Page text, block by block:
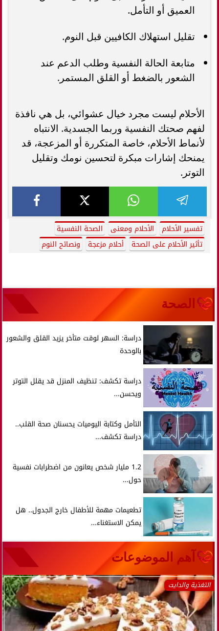
العميق أو التأمل.
تقليل استهلاك الكافيين قبل النوم.
متابعة الحالة النفسية وطلب الدعم عند
الشعور بالضغط أو القلق المستمر.
الأحلام ليست مجرد خيال عشوائي، بل هي نافذة
لفهم صحتك النفسية وربما الجسدية. الانتباه
لأنماط الأحلام، خاصة المتكررة أو المزعجة، قد
يمنحك إشارات مبكرة لتحسين نومك وتقليل
التوتر.
تفسير الأحلام الأحلام ومعنى
الصحة النفسية
تأثير الأحلام على الصحة
أحلام مزعجة ونصائح النوم
الصحة
دراسة: السهر لوقت متأخر يزيد القلق والشعور
بالوحدة
دراسة تكشف: تنظيف المنزل قد يقلل التوتر
ويحسن...
التأمل وكتابة اليوميات يحسنان صحة القلب..
دراسة تكشف...
1.2 مليار شخص يعانون من اضطرابات نفسية
حول...
تطعيمات مهمة للأطفال خارج الجدول.. هل
يمكن الاستغناء...
آهم الموضوعات
التغذية والدايت